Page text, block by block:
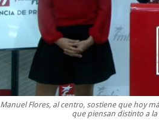
Manuel Flores, al centro, sostiene que hoy
que piensan distinto a la